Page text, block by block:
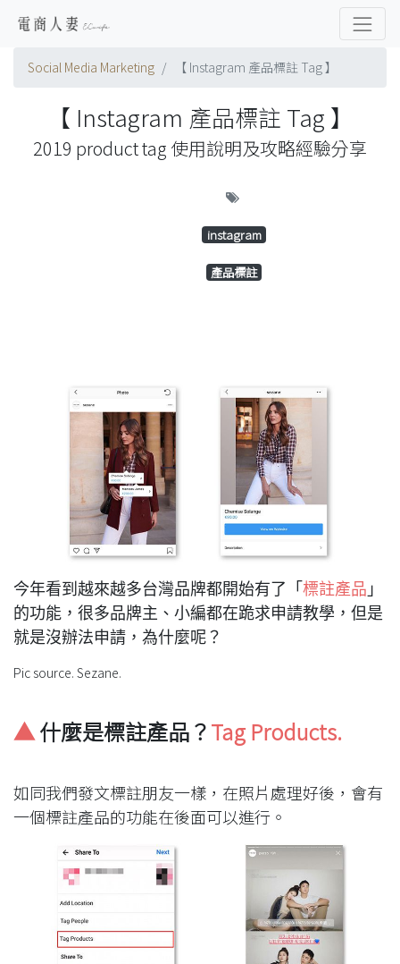
Social Media Marketing 【 Instagram 產品標註 Tag 】
【 Instagram 產品標註 Tag 】
2019 product tag 使用說明及攻略經驗分享
instagram
產品標註
今年看到越來越多台灣品牌都開始有了「 標註產品 」
的功能，很多品牌主、小編都在跪求申請教學，但是
就是沒辦法申請，為什麼呢？
Pic source. Sezane.
▲ 什麼是標註產品？Tag Products.
如同我們發文標註朋友一樣，在照片處理好後，會有
一個標註產品的功能在後面可以進行。